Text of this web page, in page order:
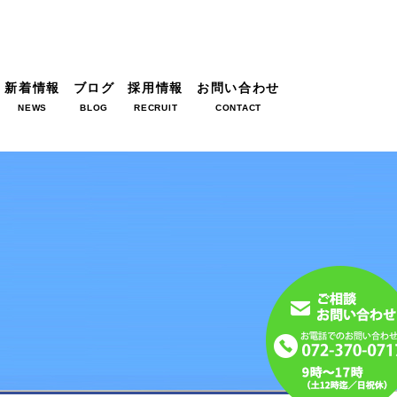
新着情報
NEWS
ブログ
BLOG
採用情報
RECRUIT
お問い合わせ
CONTACT